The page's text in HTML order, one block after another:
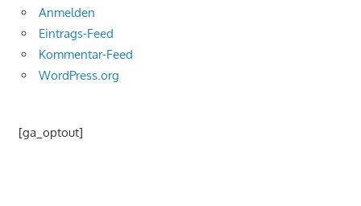
Anmelden
Eintrags-Feed
Kommentar-Feed
WordPress.org
[ga_optout]